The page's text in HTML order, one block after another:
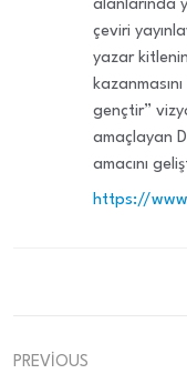
alanlarında
çeviri
yazar
gençtir”
amaçlayan
amacını
https://
PREVIOUS